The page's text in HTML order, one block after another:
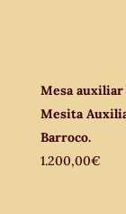
Mesa
Mesita
Barroco.
1.200,00€